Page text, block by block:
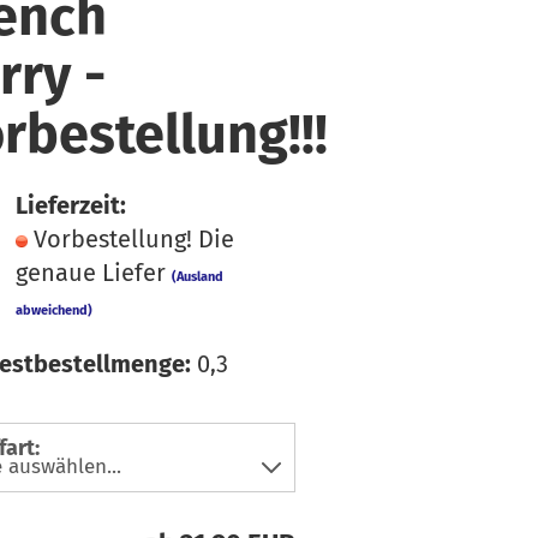
Mood
& Hosensoffe
/ Double
& Bänder
-
Lieferzeit:
Vorbestellung! Die
genaue Liefer (Ausland
abweichend)
0,3